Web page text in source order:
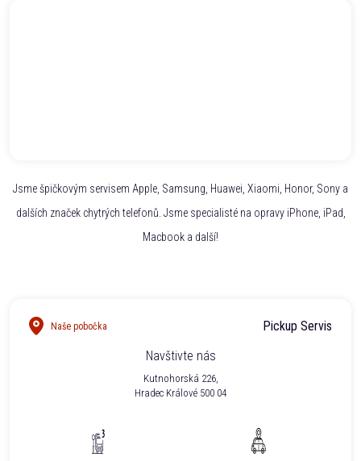
Jsme špičkovým servisem Apple, Samsung, Huawei, Xiaomi, Honor, Sony a
dalších značek chytrých telefonů. Jsme specialisté na opravy iPhone, iPad,
Macbook a další!
Naše pobočka
Pickup Servis
Navštivte nás
Kutnohorská 226,
Hradec Králové 500 04